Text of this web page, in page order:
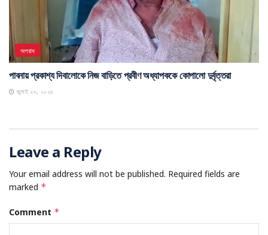
পাবনায় প্রকাশ্য দিবালোকে নিজ বাড়িতে প্রবীণ অধ্যাপককে কোপালো দুর্বৃত্তরা
Leave a Reply
Your email address will not be published.